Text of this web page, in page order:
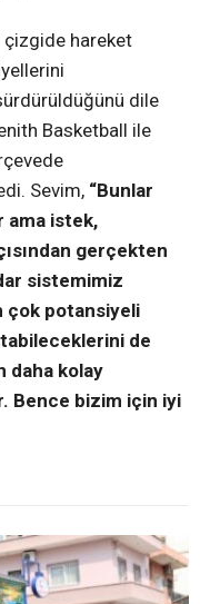
çizgide hareket
dile
Basketball ile
Sevim, “Bunlar
ama istek,
gerçekten
sistemimiz
çok potansiyeli
de
daha kolay
Bence bizim için iyi